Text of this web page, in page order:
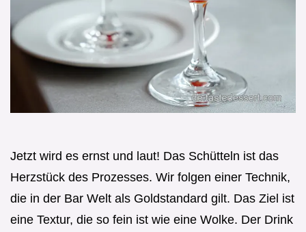
Jetzt wird es ernst und laut! Das Schütteln ist das
Herzstück des Prozesses. Wir folgen einer Technik,
die in der Bar Welt als Goldstandard gilt. Das Ziel ist
eine Textur, die so fein ist wie eine Wolke. Der Drink